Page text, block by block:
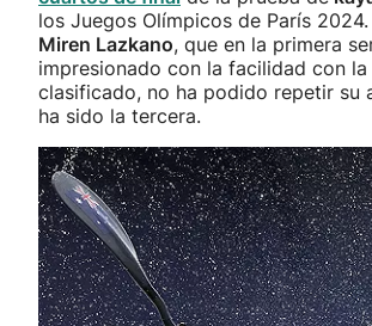
los Juegos Olímpicos de París
Miren Lazkano, que en la primera
impresionado con la facilidad con la
clasificado, no ha podido repetir su
ha sido la tercera.